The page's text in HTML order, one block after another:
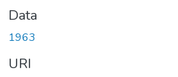
Data
1963
URI